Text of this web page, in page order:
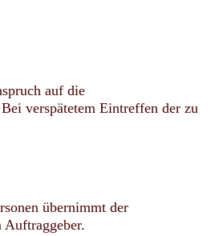
auf die
verspätetem Eintreffen der zu
übernimmt der